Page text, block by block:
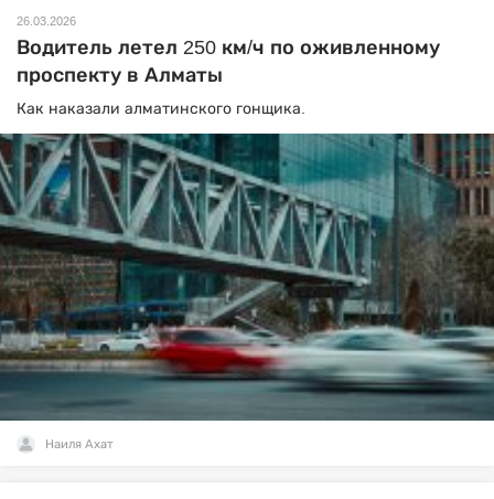
26.03.2026
Водитель летел 250 км/ч по оживленному
проспекту в Алматы
Как наказали алматинского гонщика.
Наиля Ахат